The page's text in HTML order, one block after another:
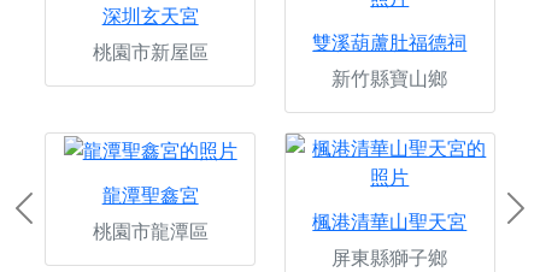
深圳玄天宮
桃園市新屋區
雙溪葫蘆肚福德祠
新竹縣寶山鄉
龍潭聖鑫宮
桃園市龍潭區
楓港清華山聖天宮
屏東縣獅子鄉
Previous